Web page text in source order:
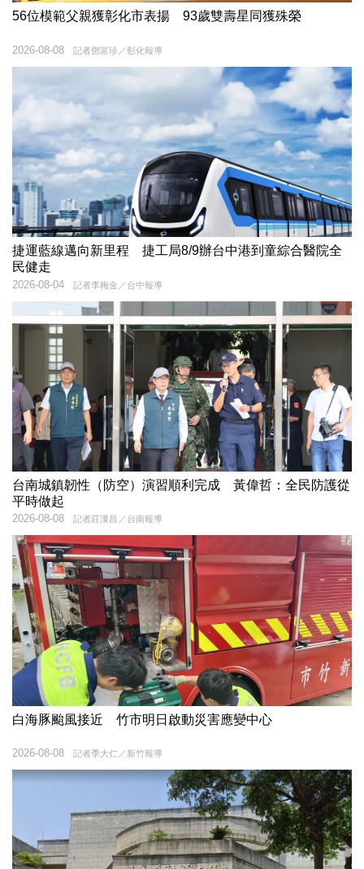
56位模範父親獲彰化市表揚 93歲雙壽星同獲殊榮
記者鄧富珍／彰化報導
2026-08-08
捷運藍線邁向新里程 捷工局8/9辦台中港到童綜合醫院全
民健走
記者李梅金／台中報導
2026-08-04
台南城鎮韌性（防空）演習順利完成 黃偉哲：全民防護從
平時做起
記者莊漢昌／台南報導
2026-08-08
白海豚颱風接近 竹市明日啟動災害應變中心
記者季大仁／新竹報導
2026-08-08